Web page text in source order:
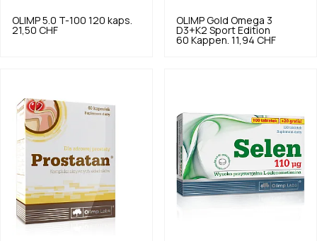
OLIMP 5.0 T-100 120 kaps.
21,50 CHF
OLIMP Gold Omega 3
D3+K2 Sport Edition
60 Kappen. 11,94 CHF